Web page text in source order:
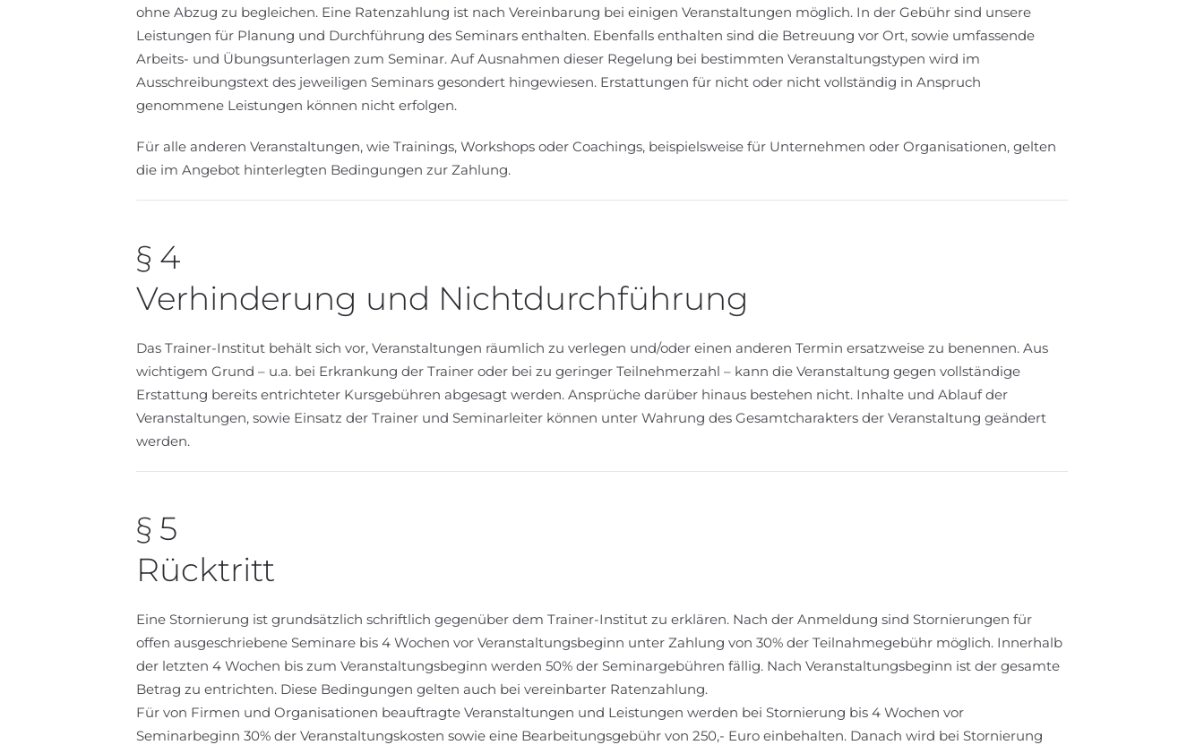
ohne Abzug zu begleichen. Eine Ratenzahlung ist nach Vereinbarung bei einigen Veranstaltungen möglich. In der Gebühr sind unsere
Leistungen für Planung und Durchführung des Seminars enthalten. Ebenfalls enthalten sind die Betreuung vor Ort, sowie umfassende
Arbeits- und Übungsunterlagen zum Seminar. Auf Ausnahmen dieser Regelung bei bestimmten Veranstaltungstypen wird im
Ausschreibungstext des jeweiligen Seminars gesondert hingewiesen. Erstattungen für nicht oder nicht vollständig in Anspruch
genommene Leistungen können nicht erfolgen.
Für alle anderen Veranstaltungen, wie Trainings, Workshops oder Coachings, beispielsweise für Unternehmen oder Organisationen, gelten
die im Angebot hinterlegten Bedingungen zur Zahlung.
§ 4
Verhinderung und Nichtdurchführung
Das Trainer-Institut behält sich vor, Veranstaltungen räumlich zu verlegen und/oder einen anderen Termin ersatzweise zu benennen. Aus
wichtigem Grund – u.a. bei Erkrankung der Trainer oder bei zu geringer Teilnehmerzahl – kann die Veranstaltung gegen vollständige
Erstattung bereits entrichteter Kursgebühren abgesagt werden. Ansprüche darüber hinaus bestehen nicht. Inhalte und Ablauf der
Veranstaltungen, sowie Einsatz der Trainer und Seminarleiter können unter Wahrung des Gesamtcharakters der Veranstaltung geändert
werden.
§ 5
Rücktritt
Eine Stornierung ist grundsätzlich schriftlich gegenüber dem Trainer-Institut zu erklären. Nach der Anmeldung sind Stornierungen für
offen ausgeschriebene Seminare bis 4 Wochen vor Veranstaltungsbeginn unter Zahlung von 30% der Teilnahmegebühr möglich. Innerhalb
der letzten 4 Wochen bis zum Veranstaltungsbeginn werden 50% der Seminargebühren fällig. Nach Veranstaltungsbeginn ist der gesamte
Betrag zu entrichten. Diese Bedingungen gelten auch bei vereinbarter Ratenzahlung.
Für von Firmen und Organisationen beauftragte Veranstaltungen und Leistungen werden bei Stornierung bis 4 Wochen vor
Seminarbeginn 30% der Veranstaltungskosten sowie eine Bearbeitungsgebühr von 250,- Euro einbehalten. Danach wird bei Stornierung